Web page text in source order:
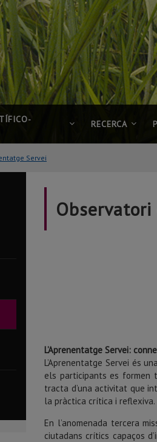
RECERCA
Servei
Observatori
L’Aprenentatge Servei:
L’Aprenentatge Servei és
els participants es formen
tracta d’una activitat que
la pràctica crítica i reflexiva.
En l’anomenada tercera
ciutadans crítics capaços